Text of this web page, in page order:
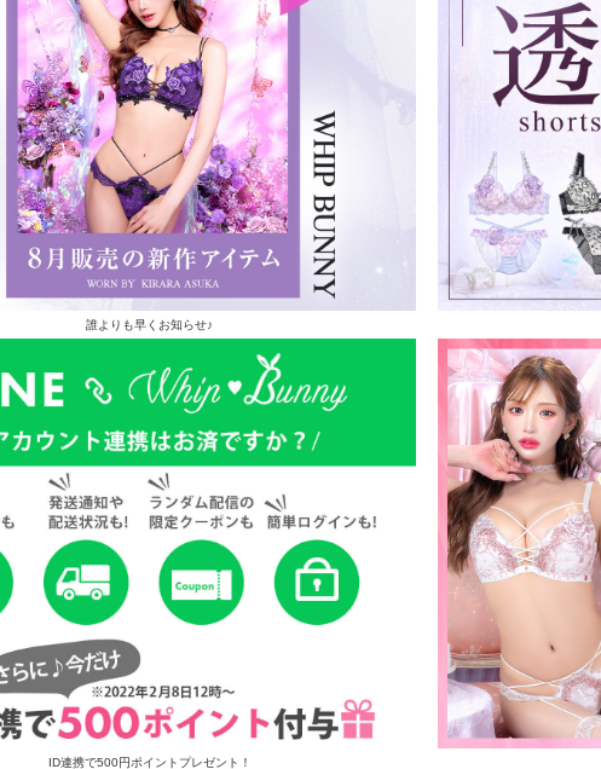
誰よりも早くお知らせ♪
ID連携で500円ポイントプレゼント！